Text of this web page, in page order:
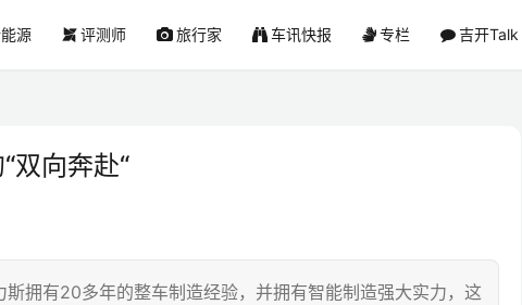
源 评测师 旅行家 车讯快报 专栏 吉开Talk
双向奔赴“
拥有20多年的整车制造经验，并拥有智能制造强大实力，这